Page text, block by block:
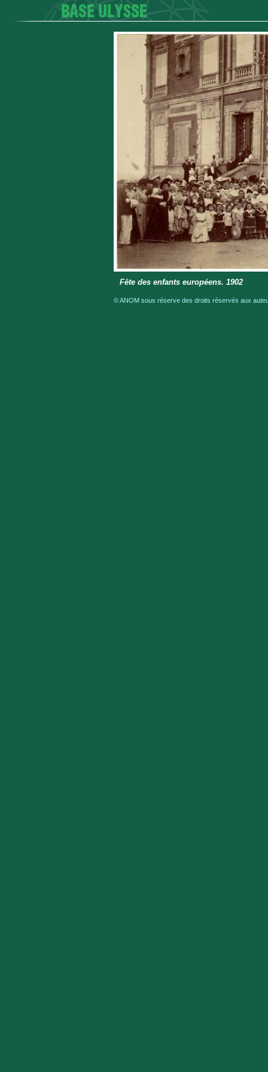
Fête des enfants européens. 1902
© ANOM sous réserve des droits réservés aux